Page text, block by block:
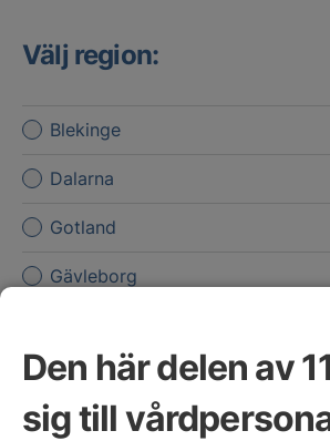
Den här delen av
sig till
Välj region:
Blekinge
Dalarna
Gotland
Gävleborg
Jämtland Härjedalen
Jönköpings län